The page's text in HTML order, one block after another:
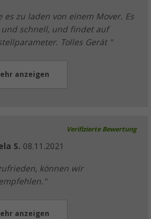
es zu laden von einem Mover. Es
schnell, und findet auf
Tolles Gerät "
anzeigen
Verifizierte Bewertung
S. 08.11.2021
können wir
anzeigen